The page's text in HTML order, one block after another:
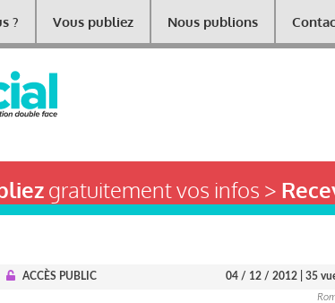
? Vous publiez Nous publions
gratuitement vos infos >
ACCÈS PUBLIC 04 / 12 / 2012 | 35